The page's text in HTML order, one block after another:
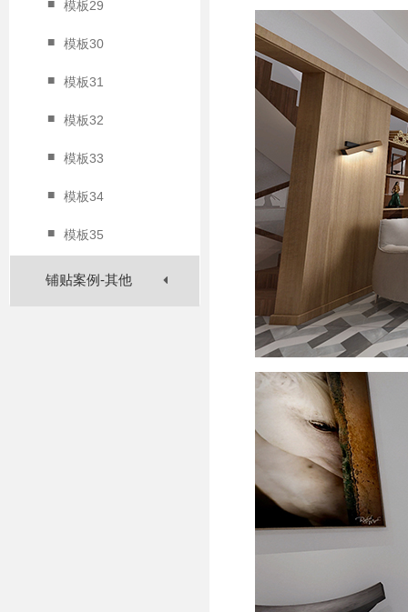
■ 模板29
■ 模板30
■ 模板31
■ 模板32
■ 模板33
■ 模板34
■ 模板35
铺贴案例-其他